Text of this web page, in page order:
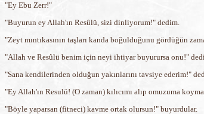
"Ey Ebu Zerr!"
"Buyurun ey Allah'ın Resûlü, sizi dinliyorum!" dedim.
"Zeyt mıntıkasının taşları kanda boğulduğunu gördüğün
"Allah ve Resûlü benim için neyi ihtiyar buyurursa onu!"
"Sana kendilerinden olduğun yakınlarını tavsiye ederim!"
"Ey Allah'ın Resulü! (O zaman) kılıcımı alıp omuzuma
"Böyle yaparsan (fitneci) kavme ortak olursun!" buyurdular.